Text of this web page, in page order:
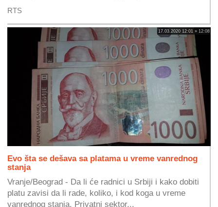
RTS
17.03.2020 12:01 » 12:08
Evo šta se dešava sa platama u vreme vanrednog
stanja
Vranje/Beograd - Da li će radnici u Srbiji i kako dobiti
platu zavisi da li rade, koliko, i kod koga u vreme
vanrednog stanja. Privatni sektor...